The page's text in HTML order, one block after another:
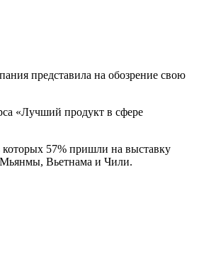
представила на обозрение свою
«Лучший продукт в сфере
которых 57% пришли на выставку
Мьянмы, Вьетнама и Чили.